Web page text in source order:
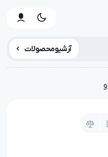
آرشیو محصولات